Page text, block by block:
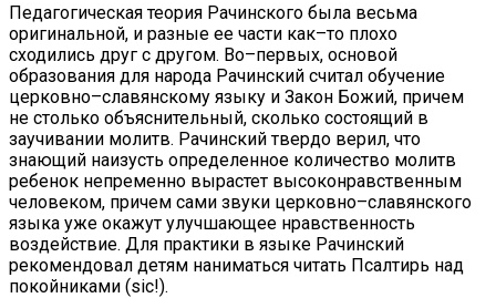
Педагогическая теория Рачинского была весьма
оригинальной, и разные ее части как–то плохо
сходились друг с другом. Во–первых, основой
образования для народа Рачинский считал обучение
церковно–славянскому языку и Закон Божий, причем
не столько объяснительный, сколько состоящий в
заучивании молитв. Рачинский твердо верил, что
знающий наизусть определенное количество молитв
ребенок непременно вырастет высоконравственным
человеком, причем сами звуки церковно–славянского
языка уже окажут улучшающее нравственность
воздействие. Для практики в языке Рачинский
рекомендовал детям наниматься читать Псалтирь над
покойниками (sic!).